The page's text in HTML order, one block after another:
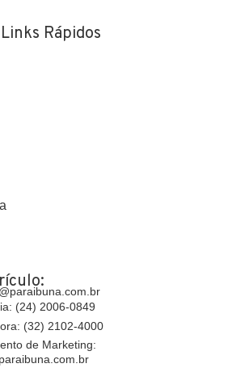
Links Rápidos
(24) 2006-0849
(32) 2102-4000
de Marketing: